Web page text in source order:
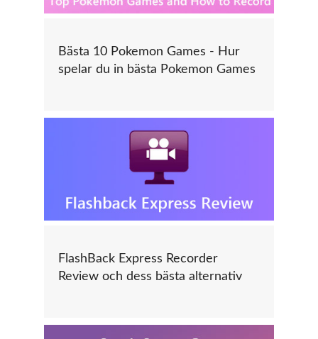
Bästa 10 Pokemon Games - Hur
spelar du in bästa Pokemon Games
FlashBack Express Recorder
Review och dess bästa alternativ